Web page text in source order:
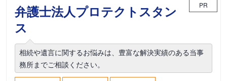
弁護士法人プロテクトスタン
ス
PR
相続や遺言に関するお悩みは、豊富な解決実績のある当事
務所までご相談ください。